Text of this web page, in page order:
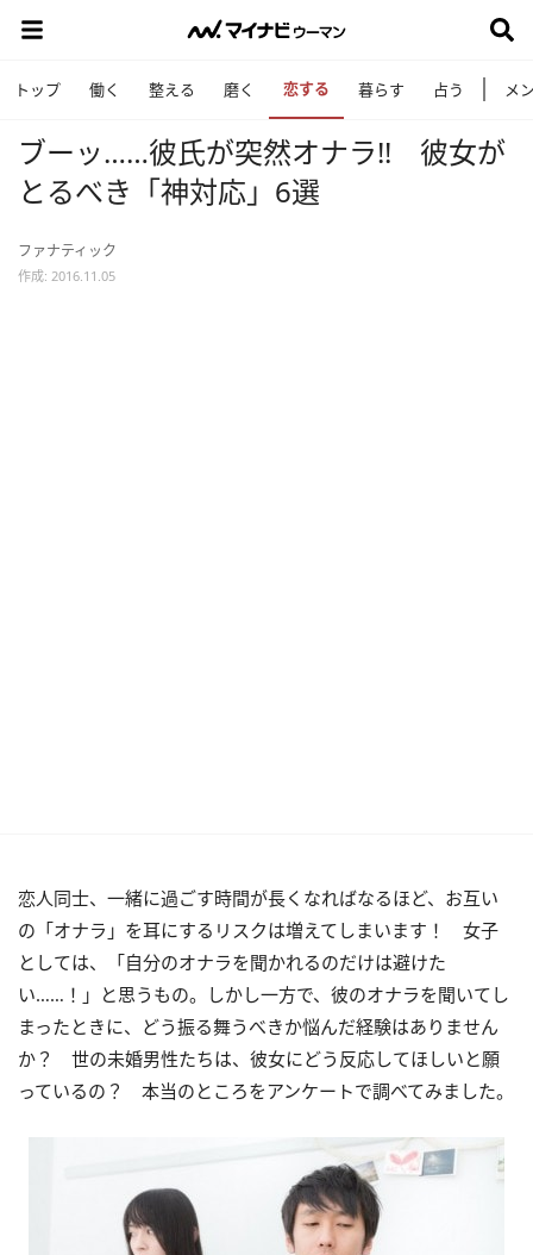
トップ 働く 整える 磨く 恋する 暮らす 占う メ
ブーッ……彼氏が突然オナラ!! 彼女が
とるべき「神対応」6選
ファナティック
作成: 2016.11.05
恋人同士、一緒に過ごす時間が長くなればなるほど、お互い
の「オナラ」を耳にするリスクは増えてしまいます！ 女子
としては、「自分のオナラを聞かれるのだけは避けた
い……！」と思うもの。しかし一方で、彼のオナラを聞いてし
まったときに、どう振る舞うべきか悩んだ経験はありません
か？ 世の未婚男性たちは、彼女にどう反応してほしいと願
っているの？ 本当のところをアンケートで調べてみました。